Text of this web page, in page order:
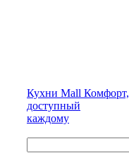
Кухни Mall Комфорт,
доступный
каждому